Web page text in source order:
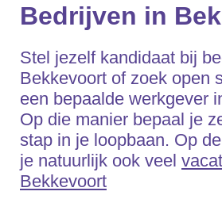
Bedrijven in
Stel jezelf kandidaat bij
Bekkevoort of zoek open
een bepaalde werkgever
Op die manier bepaal je
stap in je loopbaan. Op
je natuurlijk ook veel
Bekkevoort